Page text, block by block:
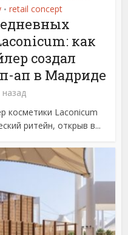
• retail concept
как
создал
ап в Мадриде
косметики Laconicum
ритейн, открыв в...